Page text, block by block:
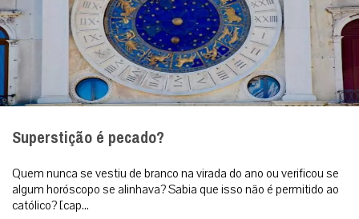
Superstição é pecado?
Quem nunca se vestiu de branco na virada do ano ou verificou se
algum horóscopo se alinhava? Sabia que isso não é permitido ao
católico? [cap...